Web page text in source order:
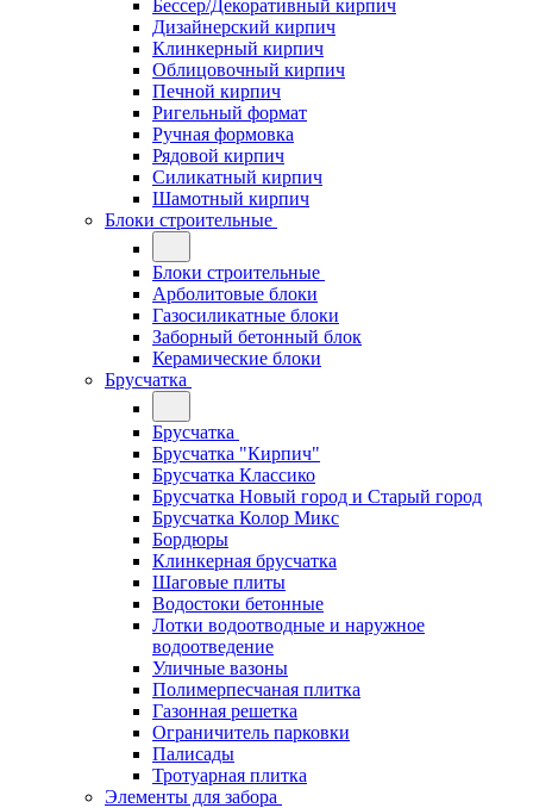
Бессер/Декоративный кирпич
Дизайнерский кирпич
Клинкерный кирпич
Облицовочный кирпич
Печной кирпич
Ригельный формат
Ручная формовка
Рядовой кирпич
Силикатный кирпич
Шамотный кирпич
Блоки строительные
Блоки строительные
Арболитовые блоки
Газосиликатные блоки
Заборный бетонный блок
Керамические блоки
Брусчатка
Брусчатка
Брусчатка "Кирпич"
Брусчатка Классико
Брусчатка Новый город и Старый город
Брусчатка Колор Микс
Бордюры
Клинкерная брусчатка
Шаговые плиты
Водостоки бетонные
Лотки водоотводные и наружное
водоотведение
Уличные вазоны
Полимерпесчаная плитка
Газонная решетка
Ограничитель парковки
Палисады
Тротуарная плитка
Элементы для забора